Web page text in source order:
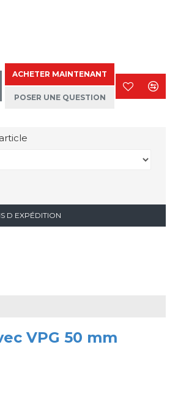
ACHETER MAINTENANT
POSER UNE QUESTION
D EXPÉDITION
VPG 50 mm